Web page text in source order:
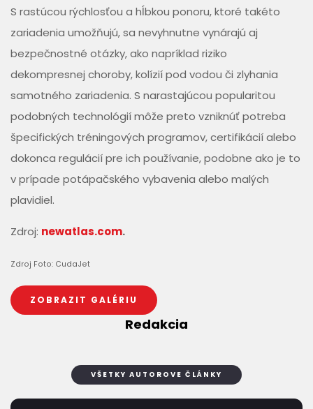
S rastúcou rýchlosťou a hĺbkou ponoru, ktoré takéto
zariadenia umožňujú, sa nevyhnutne vynárajú aj
bezpečnostné otázky, ako napríklad riziko
dekompresnej choroby, kolízií pod vodou či zlyhania
samotného zariadenia. S narastajúcou popularitou
podobných technológií môže preto vzniknúť potreba
špecifických tréningových programov, certifikácií alebo
dokonca regulácií pre ich používanie, podobne ako je to
v prípade potápačského vybavenia alebo malých
plavidiel.
Zdroj: newatlas.com.
Zdroj Foto: CudaJet
ZOBRAZIT GALÉRIU
Redakcia
VŠETKY AUTOROVE ČLÁNKY